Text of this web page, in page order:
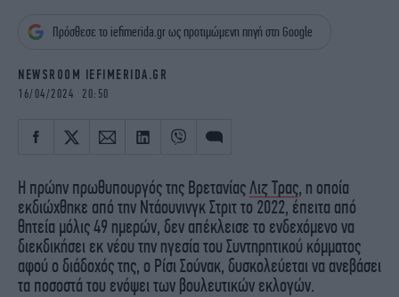
OSCARS
THE OCEAN
Πρόσθεσε το iefimerida.gr ως προτιμώμενη πηγή στη Google
NEWSROOM IEFIMERIDA.GR
16/04/2024 20:50
Η πρώην πρωθυπουργός της ΒρετανίαςΛιζ Τρας, η οποία
εκδιώχθηκε από την Ντάουνινγκ Στριτ το 2022, έπειτα από
θητεία μόλις 49 ημερών, δεν απέκλεισε το ενδεχόμενο να
διεκδικήσει εκ νέου την ηγεσία του Συντηρητικού κόμματος
αφού ο διάδοχός της, ο Ρίσι Σούνακ, δυσκολεύεται να ανεβάσει
τα ποσοστά του ενόψει των βουλευτικών εκλογών.